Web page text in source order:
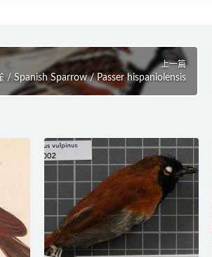
上一篇
/ Spanish Sparrow / Passer hispaniolensis